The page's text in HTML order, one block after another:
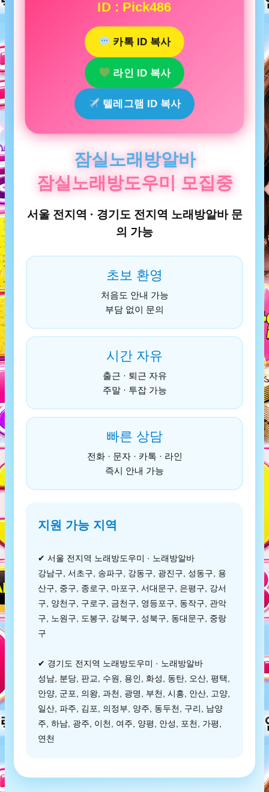
ID : Pick486
카톡 ID 복사
라인 ID 복사
텔레그램 ID 복사
잠실노래방알바
잠실노래방도우미 모집중
서울 전지역 · 경기도 전지역 노래방알바 문
의 가능
초보 환영
처음도 안내 가능
부담 없이 문의
시간 자유
출근 · 퇴근 자유
주말 · 투잡 가능
빠른 상담
전화 · 문자 · 카톡 · 라인
즉시 안내 가능
지원 가능 지역
✔ 서울 전지역 노래방도우미 · 노래방알바
강남구, 서초구, 송파구, 강동구, 광진구, 성동구, 용
산구, 중구, 종로구, 마포구, 서대문구, 은평구, 강서
구, 양천구, 구로구, 금천구, 영등포구, 동작구, 관악
구, 노원구, 도봉구, 강북구, 성북구, 동대문구, 중랑
구
✔ 경기도 전지역 노래방도우미 · 노래방알바
성남, 분당, 판교, 수원, 용인, 화성, 동탄, 오산, 평택,
안양, 군포, 의왕, 과천, 광명, 부천, 시흥, 안산, 고양,
일산, 파주, 김포, 의정부, 양주, 동두천, 구리, 남양
주, 하남, 광주, 이천, 여주, 양평, 안성, 포천, 가평,
연천